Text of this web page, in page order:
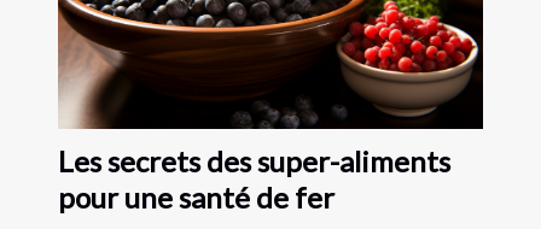
Les secrets des super-aliments
pour une santé de fer